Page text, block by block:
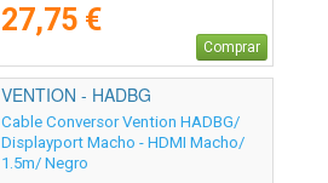
27,75 €
Comprar
VENTION - HADBG
Cable Conversor Vention HADBG/
Displayport Macho - HDMI Macho/
1.5m/ Negro